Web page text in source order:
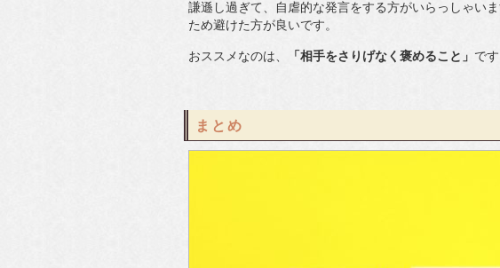
謙遜し過ぎて、自虐的な発言をする方がいらっしゃい
ため避けた方が良いです。
おススメなのは、 「相手をさりげなく褒めること」 です
まとめ